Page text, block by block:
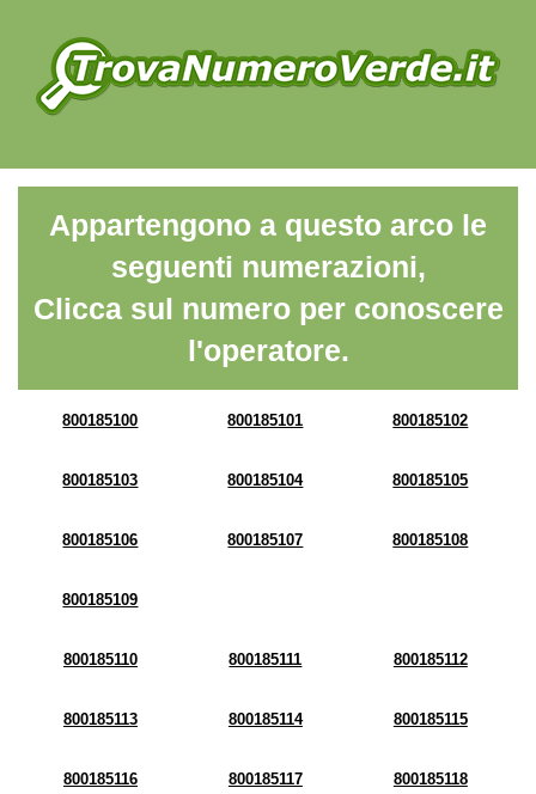
Appartengono a questo arco le
seguenti numerazioni,
Clicca sul numero per conoscere
l'operatore.
800185100 800185101 800185102
800185103 800185104 800185105
800185106 800185107 800185108
800185109
800185110 800185111 800185112
800185113 800185114 800185115
800185116 800185117 800185118